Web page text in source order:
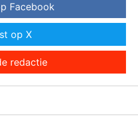
Facebook
op X
redactie